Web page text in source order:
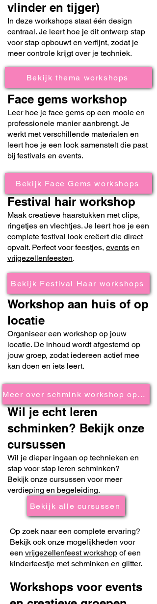
vlinder en tijger)
In deze workshops staat één design
centraal. Je leert hoe je dit ontwerp stap
voor stap opbouwt en verfijnt, zodat je
meer controle krijgt over je techniek.
Face gems workshop
Leer hoe je face gems op een mooie en
professionele manier aanbrengt. Je
werkt met verschillende materialen en
leert hoe je een look samenstelt die past
bij festivals en events.
Festival hair workshop
Maak creatieve haarstukken met clips,
ringetjes en vlechtjes. Je leert hoe je een
complete festival look creëert die direct
opvalt. Perfect voor feestjes, events en
vrijgezellenfeesten.
Workshop aan huis of op
locatie
Organiseer een workshop op jouw
locatie. De inhoud wordt afgestemd op
jouw groep, zodat iedereen actief mee
kan doen en iets leert.
Wil je echt leren
schminken? Bekijk onze
cursussen
Wil je dieper ingaan op technieken en
stap voor stap leren schminken?
Bekijk onze cursussen voor meer
verdieping en begeleiding.
Bekijk thema workshops
Bekijk Face Gems workshops
Bekijk Festival Haar workshops
Meer over schmink workshop op locatie
Bekijk alle cursussen
Op zoek naar een complete ervaring?
Bekijk ook onze mogelijkheden voor
een vrijgezellenfeest workshop of een
kinderfeestje met schminken en glitter.
Workshops voor events